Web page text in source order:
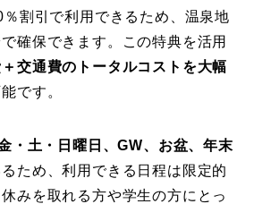
割引で利用できるため、温泉地
確保できます。この特典を活用
交通費のトータルコストを大幅
です。
・土・日曜日、GW、お盆、年末
ため、利用できる日程は限定的
みを取れる方や学生の方にとっ